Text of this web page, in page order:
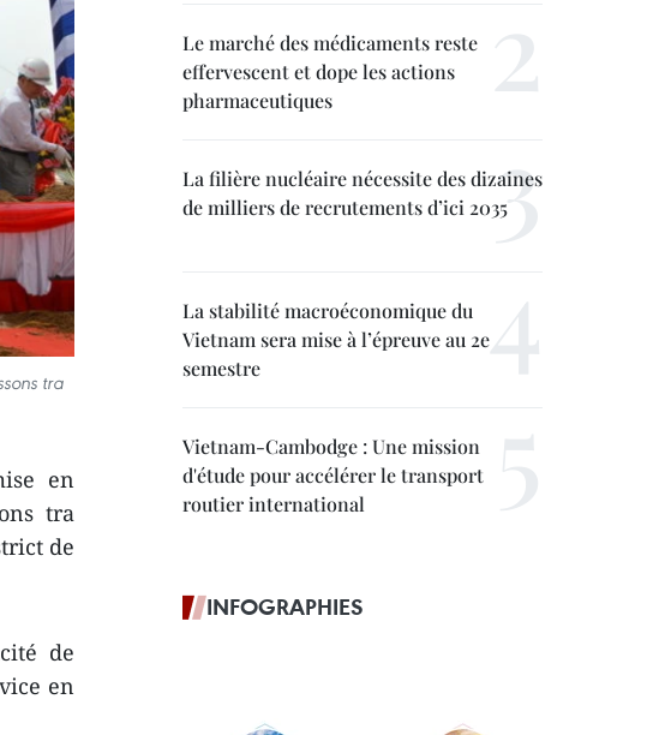
tra
en
tra
de
de
en
Le marché des médicaments reste
effervescent et dope les actions
pharmaceutiques
La filière nucléaire nécessite des dizaines
de milliers de recrutements d’ici 2035
La stabilité macroéconomique du
Vietnam sera mise à l’épreuve au 2e
semestre
Vietnam-Cambodge : Une mission
d'étude pour accélérer le transport
routier international
INFOGRAPHIES